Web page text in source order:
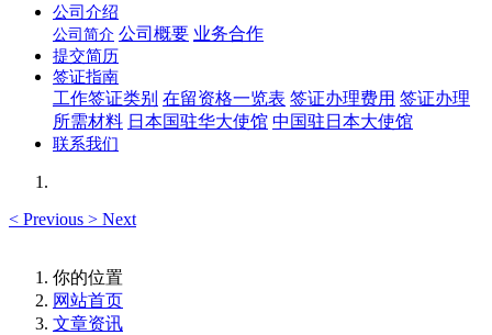
公司介绍
公司简介 公司概要 业务合作
提交简历
签证指南
工作签证类别 在留资格一览表 签证办理费用 签证办理
所需材料 日本国驻华大使馆 中国驻日本大使馆
联系我们
< Previous > Next
你的位置
网站首页
文章资讯